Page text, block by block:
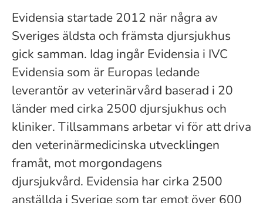
Evidensia startade 2012 när några av
Sveriges äldsta och främsta djursjukhus
gick samman. Idag ingår Evidensia i IVC
Evidensia som är Europas ledande
leverantör av veterinärvård baserad i 20
länder med cirka 2500 djursjukhus och
kliniker. Tillsammans arbetar vi för att driva
den veterinärmedicinska utvecklingen
framåt, mot morgondagens
djursjukvård. Evidensia har cirka 2500
anställda i Sverige som tar emot över 600